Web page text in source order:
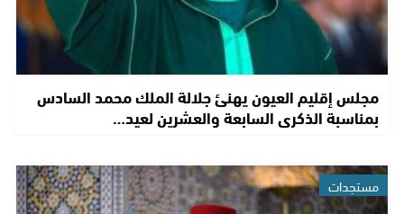
مجلس إقليم العيون يهنئ جلالة الملك محمد السادس
بمناسبة الذكرى السابعة والعشرين لعيد…
مستجدات